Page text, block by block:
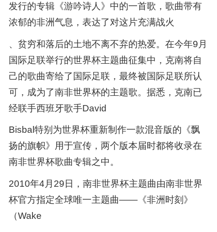
发行的专辑《游吟诗人》中的一首歌，歌曲带有
浓郁的非洲气息，表达了对这片充满战火
、贫穷和落后的土地不离不弃的热爱。在今年9月
国际足联举行的世界杯主题曲征集中，克南将自
己的歌曲寄给了国际足联，最终被国际足联所认
可，成为了南非世界杯的主题歌。据悉，克南已
经联手西班牙歌手David
Bisbal特别为世界杯重新制作一款混音版的《飘
扬的旗帜》用于宣传，两个版本届时都将收录在
南非世界杯歌曲专辑之中。
2010年4月29日，南非世界杯主题曲由南非世界
杯官方指定全球唯一主题曲——《非洲时刻》
（Wake